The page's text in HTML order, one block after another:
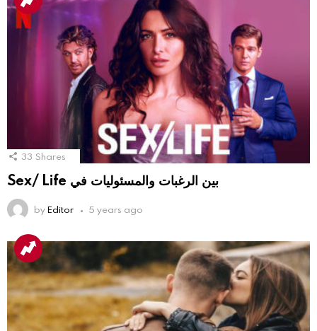
33 Shares
Sex/ Life بين الرغبات والمسئوليات في
byEditor 5 years ago